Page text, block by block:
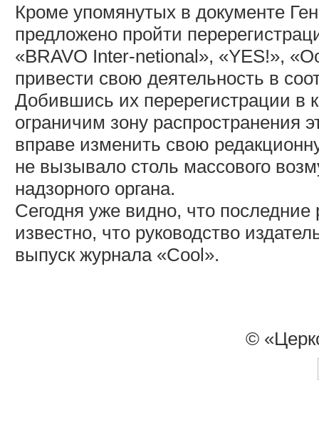
Кроме упомянутых в документе
предложено пройти
«BRAVO Inter-netional», «YES!»,
привести свою деятельность в
Добившись их перерегистрации в
ограничим зону распространения
вправе изменить свою
не вызывало столь массового
надзорного органа.
Сегодня уже видно, что
известно, что руководство
выпуск журнала «Cool».
©